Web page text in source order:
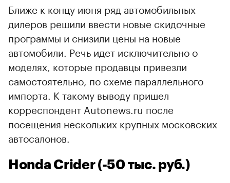
Ближе к концу июня ряд автомобильных
дилеров решили ввести новые скидочные
программы и снизили цены на новые
автомобили. Речь идет исключительно о
моделях, которые продавцы привезли
самостоятельно, по схеме параллельного
импорта. К такому выводу пришел
корреспондент Autonews.ru после
посещения нескольких крупных московских
автосалонов.
Honda Crider (-50 тыс. руб.)